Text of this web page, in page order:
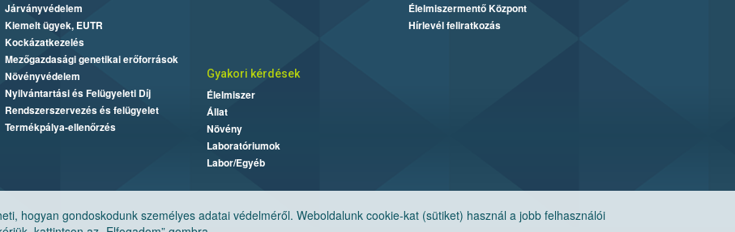
hogyan gondoskodunk személyes adatai védelméről. Weboldalunk cookie-kat (sütiket) használ a jobb felhasználói
Járványvédelem
Kiemelt ügyek, EUTR
Kockázatkezelés
Mezőgazdasági genetikai erőforrások
Növényvédelem
Nyilvántartási és Felügyeleti Díj
Rendszerszervezés és felügyelet
Termékpálya-ellenőrzés
Élelmiszermentő Központ
Hírlevél feliratkozás
Gyakori kérdések
Élelmiszer
Állat
Növény
Laboratóriumok
Labor/Egyéb